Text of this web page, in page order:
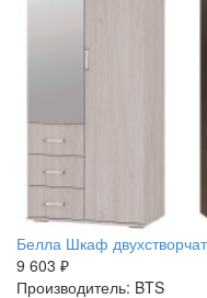
Белла Шкаф
9 603 ₽
Производитель: BTS